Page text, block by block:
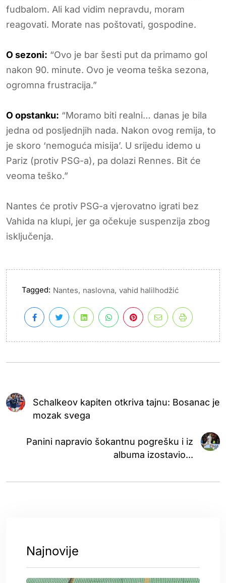
fudbalom. Ali kad vidim nepravdu, moram
reagovati. Morate nas poštovati, gospodine.
O sezoni: “Ovo je bar šesti put da primamo gol
nakon 90. minute. Ovo je veoma teška sezona,
ogromna frustracija.”
O opstanku: “Moramo biti realni… danas je bila
jedna od posljednjih nada. Nakon ovog remija, to
je skoro ‘nemoguća misija’. U srijedu idemo u
Pariz (protiv PSG-a), pa dolazi Rennes. Bit će
veoma teško.”
Nantes će protiv PSG-a vjerovatno igrati bez
Vahida na klupi, jer ga očekuje suspenzija zbog
isključenja.
Tagged: Nantes, naslovna, vahid halilhodžić
Schalkeov kapiten otkriva tajnu: Bosanac je
mozak svega
Panini napravio šokantnu pogrešku i iz
albuma izostavio...
Najnovije